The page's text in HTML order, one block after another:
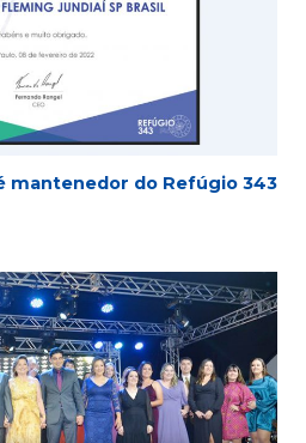
mantenedor do Refúgio 343